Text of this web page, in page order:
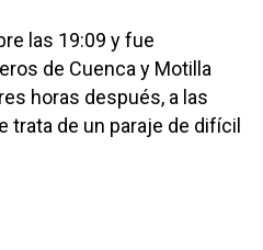
las 19:09 y fue
de Cuenca y Motilla
horas después, a las
trata de un paraje de difícil